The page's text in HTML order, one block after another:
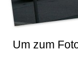
Um zum